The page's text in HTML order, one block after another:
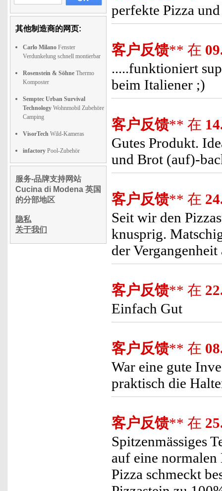
其他制造商的网页:
Carlo Milano Fenster
Verdunkelung schnell montierbar
Rosenstein & Söhne Thermo
Komposter
Semptec Urban Survival
Technology Wohnmobil Zubehöre
Camping
VisorTech Wild-Kameras
infactory Pool-Zubehör
服务-品牌支持网站
Cucina di Modena 英国
的分部地区
隐私
关于我们
perfekte Pizza
客户反馈** 在
.....funktioniert
beim Italiener ;)
客户反馈** 在
Gutes Produkt.
und Brot (auf)-
客户反馈** 在
Seit wir den
knusprig.
der Vergangenheit
客户反馈** 在
Einfach Gut
客户反馈** 在
War eine gute
praktisch die
客户反馈** 在
Spitzenmässiges
auf eine
Pizza schmeckt